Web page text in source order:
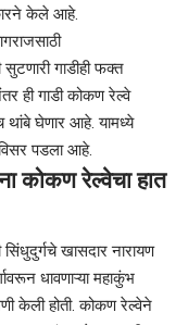
केले आहे.
गाडीही फक्त
ही गाडी कोकण रेल्वे
थांबे घेणार आहे. यामध्ये
पडला आहे.
कोकण रेल्वेचा हात
सिंधुदुर्गचे खासदार नारायण
धावणाऱ्या महाकुंभ
केली होती. कोकण रेल्वेने